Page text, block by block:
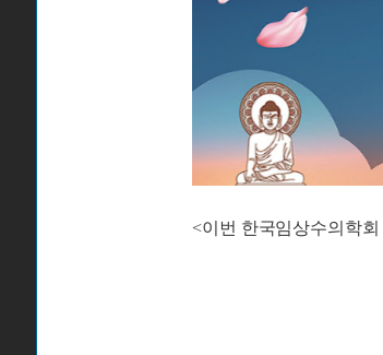
<이번 한국임상수의학